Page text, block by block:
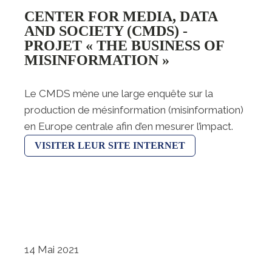
CENTER FOR MEDIA, DATA
AND SOCIETY (CMDS) -
PROJET « THE BUSINESS OF
MISINFORMATION »
Le CMDS mène une large enquête sur la
production de mésinformation (misinformation)
en Europe centrale afin d’en mesurer l’impact.
VISITER LEUR SITE INTERNET
14 Mai 2021